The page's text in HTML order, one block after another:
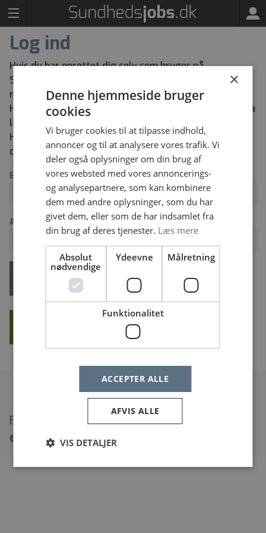
Log ind
Hvis du har oprettet dig selv som bruger på
Sundhedsjobs kan du herunder logge ind med den e-
mailadresse og adgangskode du har oprettet dig med.
Har du glemt din adgangskode kan du bestille en ny via
linket “Glemt dit log ind” herunder.
Har du ikke tidligere oprettet dig selv som bruger kan
du oprette dig via knappen “Opret ny bruger”.
Email
Adgangskode
Glemt dit log ind?
© Sundhedsjobs.dk
×
Denne hjemmeside bruger
cookies
Vi bruger cookies til at tilpasse indhold,
annoncer og til at analysere vores trafik. Vi
deler også oplysninger om din brug af
vores websted med vores annoncerings-
og analysepartnere, som kan kombinere
dem med andre oplysninger, som du har
givet dem, eller som de har indsamlet fra
din brug af deres tjenester. Læs mere
Absolut
nødvendige
Ydeevne Målretning
Funktionalitet
ACCEPTER ALLE
AFVIS ALLE
VIS DETALJER